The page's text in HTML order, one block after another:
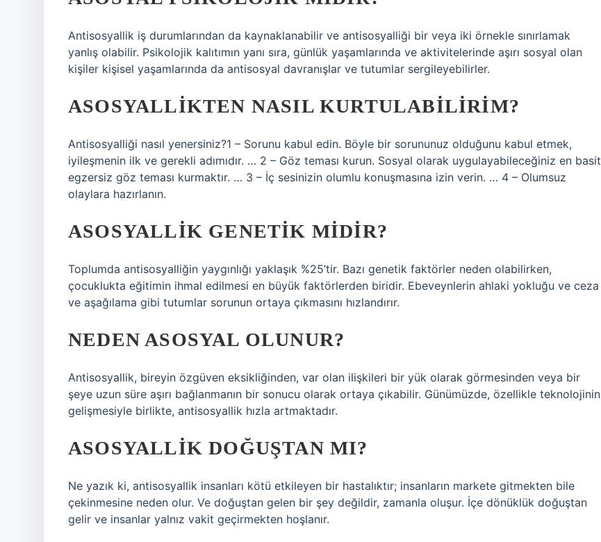
Antisosyallik iş durumlarından da kaynaklanabilir ve antisosyalliği bir veya iki örnekle sınırlamak
yanlış olabilir. Psikolojik kalıtımın yanı sıra, günlük yaşamlarında ve aktivitelerinde aşırı sosyal olan
kişiler kişisel yaşamlarında da antisosyal davranışlar ve tutumlar sergileyebilirler.
ASOSYALLIKTEN NASIL KURTULABILIRIM?
Antisosyalliği nasıl yenersiniz?1 – Sorunu kabul edin. Böyle bir sorununuz olduğunu kabul etmek,
iyileşmenin ilk ve gerekli adımıdır. … 2 – Göz teması kurun. Sosyal olarak uygulayabileceğiniz en basit
egzersiz göz teması kurmaktır. … 3 – İç sesinizin olumlu konuşmasına izin verin. … 4 – Olumsuz
olaylara hazırlanın.
ASOSYALLIK GENETIK MIDIR?
Toplumda antisosyalliğin yaygınlığı yaklaşık %25’tir. Bazı genetik faktörler neden olabilirken,
çocuklukta eğitimin ihmal edilmesi en büyük faktörlerden biridir. Ebeveynlerin ahlaki yokluğu ve ceza
ve aşağılama gibi tutumlar sorunun ortaya çıkmasını hızlandırır.
NEDEN ASOSYAL OLUNUR?
Antisosyallik, bireyin özgüven eksikliğinden, var olan ilişkileri bir yük olarak görmesinden veya bir
şeye uzun süre aşırı bağlanmanın bir sonucu olarak ortaya çıkabilir. Günümüzde, özellikle teknolojinin
gelişmesiyle birlikte, antisosyallik hızla artmaktadır.
ASOSYALLIK DOĞUŞTAN MI?
Ne yazık ki, antisosyallik insanları kötü etkileyen bir hastalıktır; insanların markete gitmekten bile
çekinmesine neden olur. Ve doğuştan gelen bir şey değildir, zamanla oluşur. İçe dönüklük doğuştan
gelir ve insanlar yalnız vakit geçirmekten hoşlanır.